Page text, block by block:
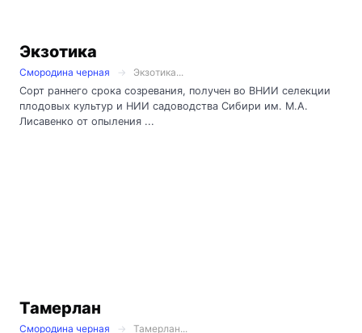
Экзотика
Смородина черная
Экзотика...
Сорт раннего срока созревания, получен во ВНИИ селекции
плодовых культур и НИИ садоводства Сибири им. М.А.
Лисавенко от опыления ...
Тамерлан
Смородина черная
Тамерлан...